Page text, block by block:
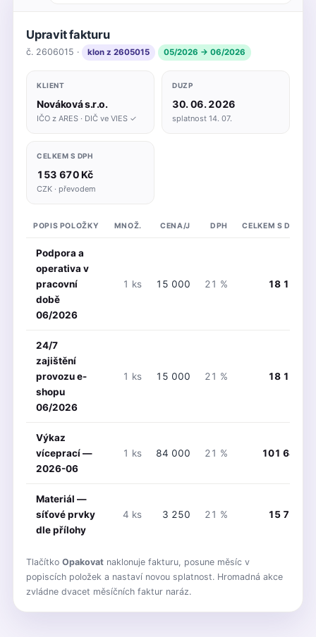
Upravit fakturu
č. 2606015 · klon z 2605015 05/2026 → 06/2026
KLIENT
Nováková s.r.o.
IČO z ARES · DIČ ve VIES ✓
DUZP
30. 06. 2026
splatnost 14. 07.
CELKEM S DPH
153 670 Kč
CZK · převodem
POPIS POLOŽKY MNOŽ. CENA/J DPH CELKEM S DPH
Podpora a
operativa v
pracovní
době
06/2026
1 ks 15 000 21 % 18 150
24/7
zajištění
provozu e-
shopu
06/2026
1 ks 15 000 21 % 18 150
Výkaz
víceprací —
2026-06
1 ks 84 000 21 % 101 640
Materiál —
síťové prvky
dle přílohy
4 ks 3 250 21 % 15 730
Tlačítko Opakovat naklonuje fakturu, posune měsíc v
popiscích položek a nastaví novou splatnost. Hromadná akce
zvládne dvacet měsíčních faktur naráz.